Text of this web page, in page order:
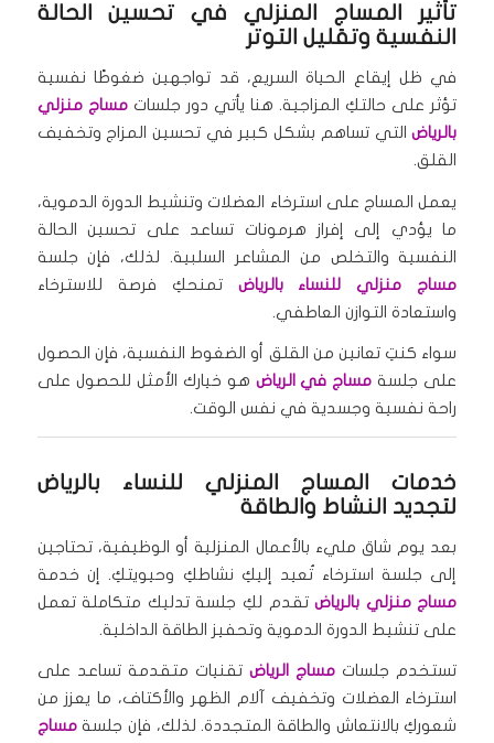
تأثير المساج المنزلي في تحسين الحالة
النفسية وتقليل التوتر
في ظل إيقاع الحياة السريع، قد تواجهين ضغوطًا نفسية
تؤثر على حالتكِ المزاجية. هنا يأتي دور جلساتمساج منزلي
بالرياضالتي تساهم بشكل كبير في تحسين المزاج وتخفيف
القلق.
يعمل المساج على استرخاء العضلات وتنشيط الدورة الدموية،
ما يؤدي إلى إفراز هرمونات تساعد على تحسين الحالة
النفسية والتخلص من المشاعر السلبية. لذلك، فإن جلسة
مساج منزلي للنساء بالرياض تمنحكِ فرصة للاسترخاء
واستعادة التوازن العاطفي.
سواء كنتِ تعانين من القلق أو الضغوط النفسية، فإن الحصول
على جلسة مساج في الرياض هو خيارك الأمثل للحصول على
راحة نفسية وجسدية في نفس الوقت.
خدمات المساج المنزلي للنساء بالرياض
لتجديد النشاط والطاقة
بعد يوم شاق مليء بالأعمال المنزلية أو الوظيفية، تحتاجين
إلى جلسة استرخاء تُعيد إليكِ نشاطكِ وحيويتكِ. إن خدمة
مساج منزلي بالرياضتقدم لكِ جلسة تدليك متكاملة تعمل
على تنشيط الدورة الدموية وتحفيز الطاقة الداخلية.
تستخدم جلسات مساج الرياضتقنيات متقدمة تساعد على
استرخاء العضلات وتخفيف آلام الظهر والأكتاف، ما يعزز من
شعوركِ بالانتعاش والطاقة المتجددة. لذلك، فإن جلسةمساج